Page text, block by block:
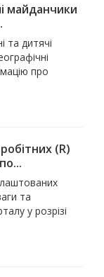
майданчики
та дитячі
про
(R)
та
у розрізі